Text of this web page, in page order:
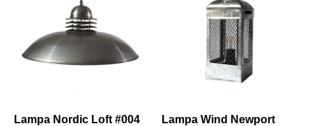
Lampa Nordic Loft #004
Lampa Wind Newport